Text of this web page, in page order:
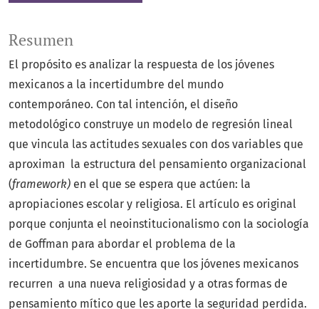
Resumen
El propósito es analizar la respuesta de los jóvenes
mexicanos a la incertidumbre del mundo
contemporáneo. Con tal intención, el diseño
metodológico construye un modelo de regresión lineal
que vincula las actitudes sexuales con dos variables que
aproximan la estructura del pensamiento organizacional
(framework) en el que se espera que actúen: la
apropiaciones escolar y religiosa. El artículo es original
porque conjunta el neoinstitucionalismo con la sociología
de Goffman para abordar el problema de la
incertidumbre. Se encuentra que los jóvenes mexicanos
recurren a una nueva religiosidad y a otras formas de
pensamiento mítico que les aporte la seguridad perdida.